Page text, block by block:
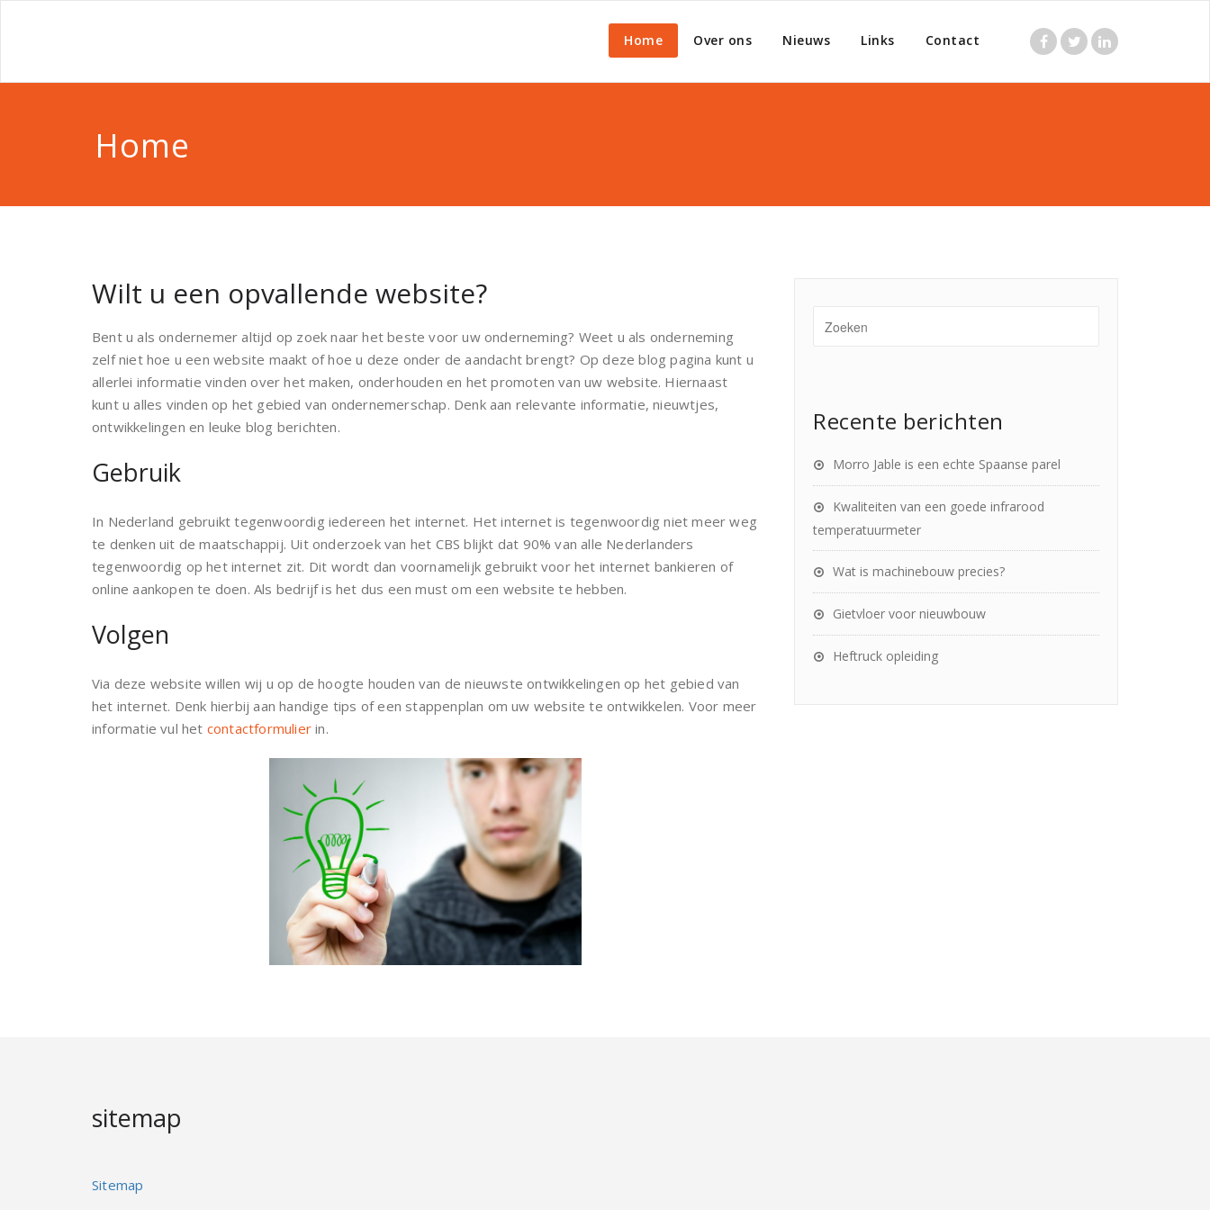
Home Over ons Nieuws Links Contact
Home
Wilt u een opvallende website?
Bent u als ondernemer altijd op zoek naar het beste voor uw onderneming? Weet u als onderneming
zelf niet hoe u een website maakt of hoe u deze onder de aandacht brengt? Op deze blog pagina kunt u
allerlei informatie vinden over het maken, onderhouden en het promoten van uw website. Hiernaast
kunt u alles vinden op het gebied van ondernemerschap. Denk aan relevante informatie, nieuwtjes,
ontwikkelingen en leuke blog berichten.
Gebruik
In Nederland gebruikt tegenwoordig iedereen het internet. Het internet is tegenwoordig niet meer weg
te denken uit de maatschappij. Uit onderzoek van het CBS blijkt dat 90% van alle Nederlanders
tegenwoordig op het internet zit. Dit wordt dan voornamelijk gebruikt voor het internet bankieren of
online aankopen te doen. Als bedrijf is het dus een must om een website te hebben.
Volgen
Via deze website willen wij u op de hoogte houden van de nieuwste ontwikkelingen op het gebied van
het internet. Denk hierbij aan handige tips of een stappenplan om uw website te ontwikkelen. Voor meer
informatie vul het contactformulier in.
Recente berichten
Morro Jable is een echte Spaanse parel
Kwaliteiten van een goede infrarood
temperatuurmeter
Wat is machinebouw precies?
Gietvloer voor nieuwbouw
Heftruck opleiding
sitemap
Sitemap